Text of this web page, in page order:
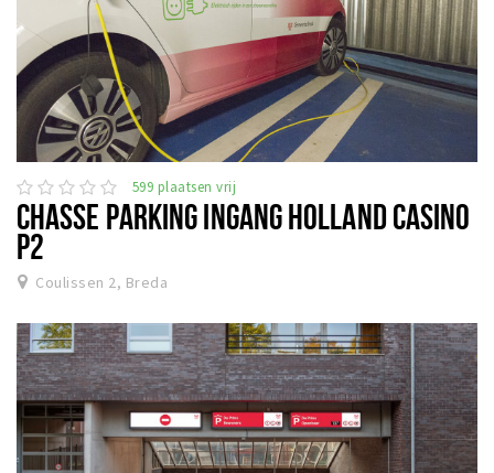
599 plaatsen vrij
CHASSE PARKING INGANG HOLLAND CASINO
P2
Coulissen 2, Breda